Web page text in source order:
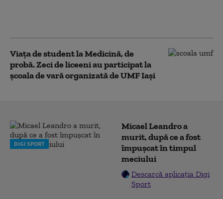
Viața de student la Medicină, de
probă. Zeci de liceeni au participat la
școala de vară organizată de UMF Iași
DIGI SPORT
Micael Leandro a
murit, după ce a fost
împușcat în timpul
meciului
Descarcă aplicația Digi
Sport